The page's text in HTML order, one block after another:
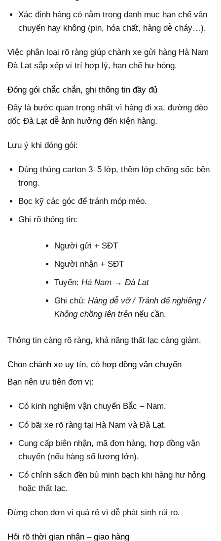
Xác định hàng có nằm trong danh mục hạn chế vận
chuyển hay không (pin, hóa chất, hàng dễ cháy…).
Việc phân loại rõ ràng giúp chành xe gửi hàng Hà Nam
Đà Lạt sắp xếp vị trí hợp lý, hạn chế hư hỏng.
Đóng gói chắc chắn, ghi thông tin đầy đủ
Đây là bước quan trọng nhất vì hàng đi xa, đường đèo
dốc Đà Lạt dễ ảnh hưởng đến kiện hàng.
Lưu ý khi đóng gói:
Dùng thùng carton 3–5 lớp, thêm lớp chống sốc bên
trong.
Bọc kỹ các góc để tránh móp méo.
Ghi rõ thông tin:
Người gửi + SĐT
Người nhận + SĐT
Tuyến:Hà Nam → Đà Lạt
Ghi chú:Hàng dễ vỡ / Tránh để nghiêng /
Không chồng lên trên nếu cần.
Thông tin càng rõ ràng, khả năng thất lạc càng giảm.
Chọn chành xe uy tín, có hợp đồng vận chuyển
Bạn nên ưu tiên đơn vị:
Có kinh nghiệm vận chuyển Bắc – Nam.
Có bãi xe rõ ràng tại Hà Nam và Đà Lạt.
Cung cấp biên nhận, mã đơn hàng, hợp đồng vận
chuyển (nếu hàng số lượng lớn).
Có chính sách đền bù minh bạch khi hàng hư hỏng
hoặc thất lạc.
Đừng chọn đơn vị quá rẻ vì dễ phát sinh rủi ro.
Hỏi rõ thời gian nhận – giao hàng